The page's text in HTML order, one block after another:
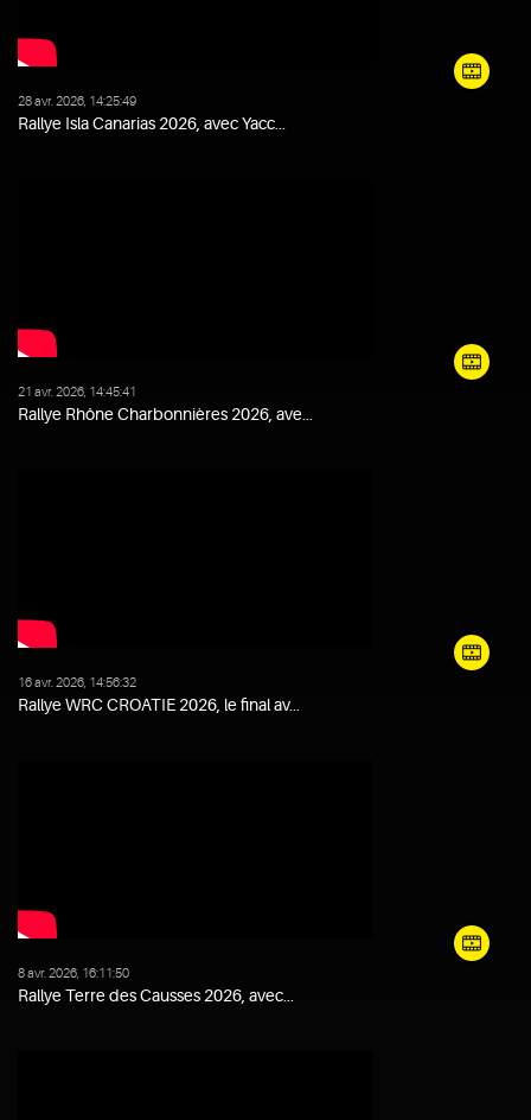
28 avr. 2026, 14:25:49
Rallye Isla Canarias 2026, avec Yacc...
21 avr. 2026, 14:45:41
Rallye Rhône Charbonnières 2026, ave...
16 avr. 2026, 14:56:32
Rallye WRC CROATIE 2026, le final av...
8 avr. 2026, 16:11:50
Rallye Terre des Causses 2026, avec...